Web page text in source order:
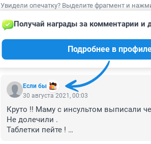
Увидели опечатку? Выделите фрагмент и
КОММЕНТАРИИ 26
Если бы
Получай награды за комментарии и
Подробнее в
30 августа 2021, 00:03
Круто !! Маму с инсультом выписали
Не долечили .
Таблетки пейте !